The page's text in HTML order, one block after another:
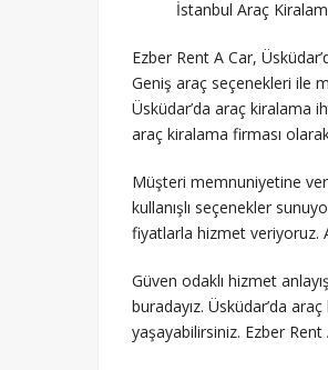
İstanbul Araç
Ezber Rent A Car,
Geniş araç seçenekleri ile
Üsküdar’da araç kiralama
araç kiralama firması
Müşteri memnuniyetine
kullanışlı seçenekler
fiyatlarla hizmet veriyoruz.
Güven odaklı hizmet
buradayız. Üsküdar’da
yaşayabilirsiniz. Ezber